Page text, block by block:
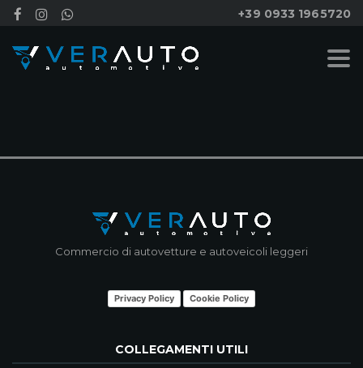
+39 0933 1965720
Commercio di autovetture e autoveicoli leggeri
Privacy Policy Cookie Policy
COLLEGAMENTI UTILI